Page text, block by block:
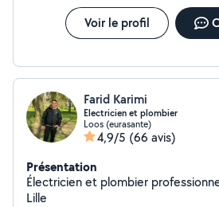
Voir le profil
Farid Karimi
Electricien et plombier
Loos (eurasante)
4,9/5 (66 avis)
Présentation
Électricien et plombier
Lille